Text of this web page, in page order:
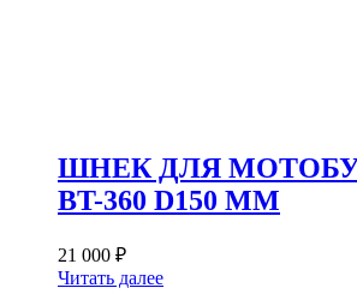
ШНЕК ДЛЯ
BT-360 D150 ММ
21 000 ₽
Читать далее